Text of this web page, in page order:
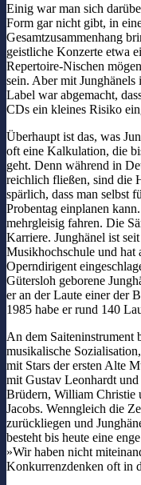
Einig war man sich
Form gar nicht gibt, in
Gesamtzusammenhang
geistliche Konzerte etwa
Repertoire-Nischen
sein. Aber mit Junghänels
Label war abgemacht,
CDs ein kleines Risiko
Überhaupt ist das, was
oft eine Kalkulation, die
geht. Denn während in
reichlich fließen, sind die
spärlich, dass man selbst
Probentag einplanen
mehrgleisig fahren. Die
Karriere. Junghänel ist
Musikhochschule und hat
Operndirigent
Gütersloh geborene
er an der Laute einer der
1985 habe er rund 140
An dem Saiteninstrument
musikalische
mit Stars der ersten Alte
mit Gustav Leonhardt
Brüdern, William Christie
Jacobs. Wenngleich die
zurückliegen und
besteht bis heute eine
»Wir haben nicht
Konkurrenzdenken oft in